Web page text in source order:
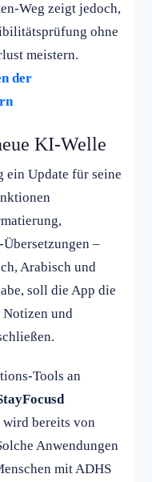
Weg zeigt jedoch,
ohne
meistern.
der
KI-Welle
ein Update für seine
–
Arabisch und
soll die App die
und
Tools an
bereits von
Anwendungen
mit ADHS